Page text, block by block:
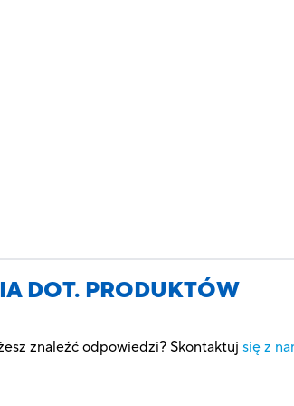
DOT. PRODUKTÓW
znaleźć odpowiedzi? Skontaktujsię z